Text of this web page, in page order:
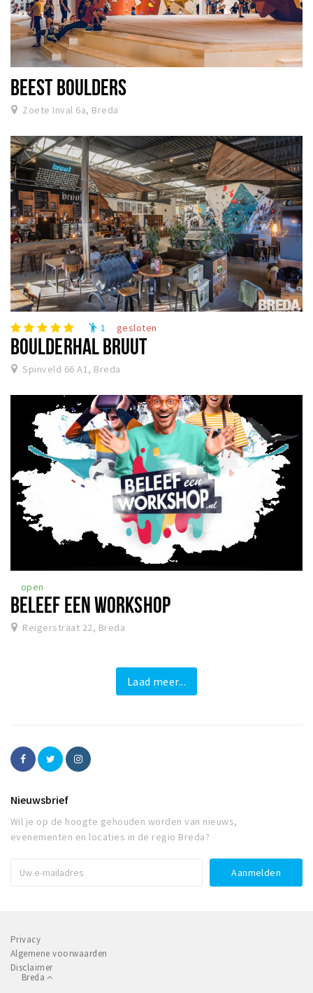
BEEST BOULDERS
Zoete Inval 6a, Breda
emoji_people 1 gesloten
BOULDERHAL BRUUT
Spinveld 66 A1, Breda
open
BELEEF EEN WORKSHOP
Reigerstraat 22, Breda
Laad meer...
Nieuwsbrief
Wil je op de hoogte gehouden worden van nieuws,
evenementen en locaties in de regio Breda?
Privacy
Algemene voorwaarden
Disclaimer
Breda